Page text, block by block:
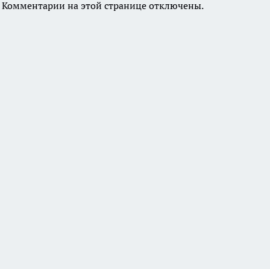
Комментарии на этой странице отключены.